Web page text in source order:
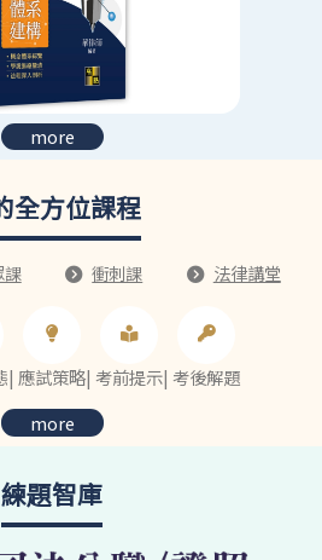
more
全方位課程
課 衝刺課 法律講堂
| 應試策略| 考前提示| 考後解題
more
練題智庫